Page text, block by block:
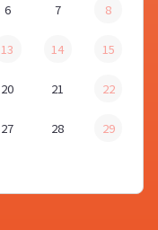
6 7 8
13 14 15
20 21 22
27 28 29